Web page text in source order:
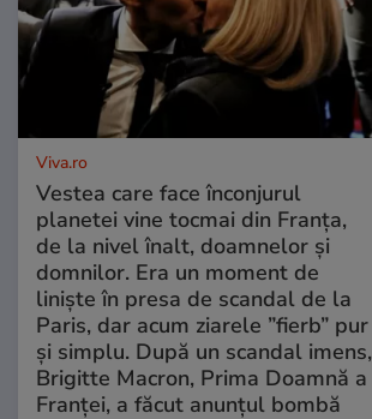
Viva.ro
Vestea care face înconjurul
planetei vine tocmai din Franța,
de la nivel înalt, doamnelor și
domnilor. Era un moment de
liniște în presa de scandal de la
Paris, dar acum ziarele ”fierb” pur
și simplu. După un scandal imens,
Brigitte Macron, Prima Doamnă a
Franței, a făcut anunțul bombă